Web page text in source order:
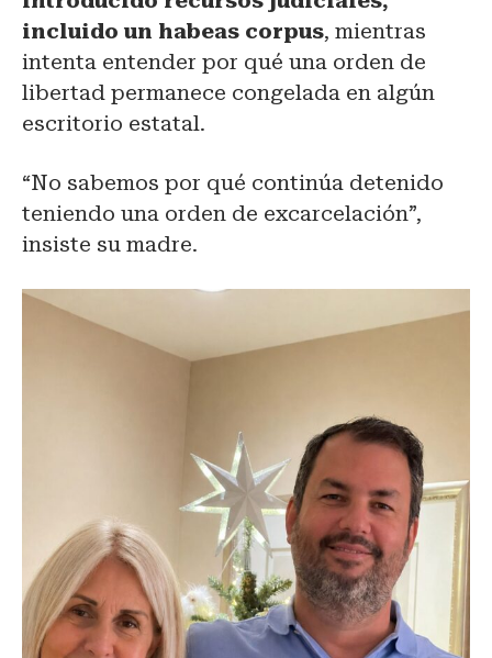
incluido un habeas corpus, mientras
intenta entender por qué una orden de
libertad permanece congelada en algún
escritorio estatal.
“No sabemos por qué continúa detenido
teniendo una orden de excarcelación”,
insiste su madre.